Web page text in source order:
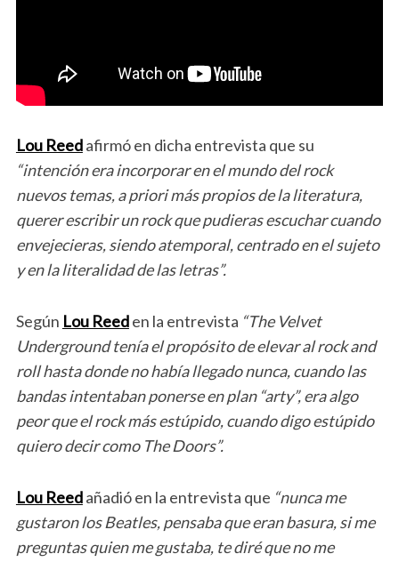
Lou Reedafirmó en dicha entrevista que su
“intención era incorporar en el mundo del rock
nuevos temas, a priori más propios de la literatura,
querer escribir un rock que pudieras escuchar cuando
envejecieras, siendo atemporal, centrado en el sujeto
y en la literalidad de las letras”.
Según Lou Reeden la entrevista “The Velvet
Underground tenía el propósito de elevar al rock and
roll hasta donde no había llegado nunca, cuando las
bandas intentaban ponerse en plan “arty”, era algo
peor que el rock más estúpido, cuando digo estúpido
quiero decir como The Doors”.
Lou Reedañadió en la entrevista que “nunca me
gustaron los Beatles, pensaba que eran basura, si me
preguntas quien me gustaba, te diré que no me